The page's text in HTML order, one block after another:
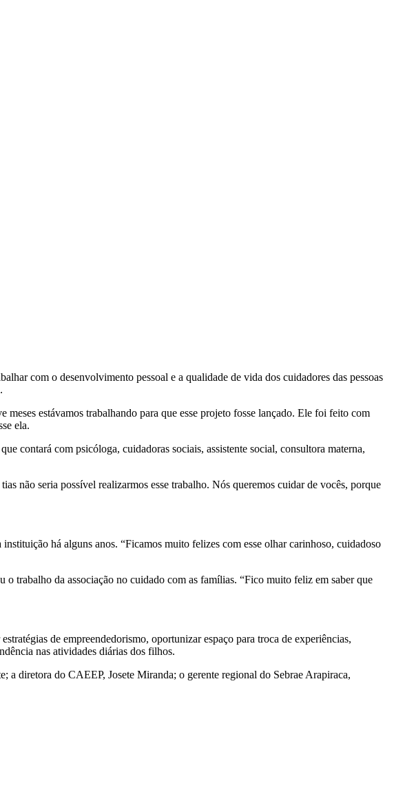
com o desenvolvimento pessoal e a qualidade de vida dos cuidadores das pessoas
estávamos trabalhando para que esse projeto fosse lançado. Ele foi feito com
ela.
contará com psicóloga, cuidadoras sociais, assistente social, consultora materna,
não seria possível realizarmos esse trabalho. Nós queremos cuidar de vocês, porque
há alguns anos. “Ficamos muito felizes com esse olhar carinhoso, cuidadoso
trabalho da associação no cuidado com as famílias. “Fico muito feliz em saber que
de empreendedorismo, oportunizar espaço para troca de experiências,
nas atividades diárias dos filhos.
a diretora do CAEEP, Josete Miranda; o gerente regional do Sebrae Arapiraca,